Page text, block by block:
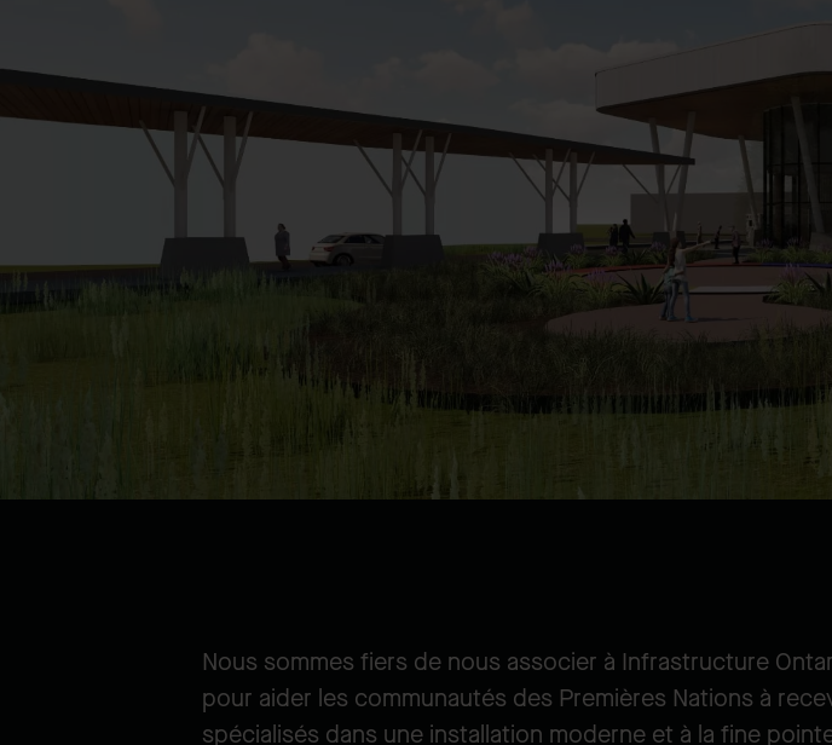
Nous sommes fiers de nous associer à Infrastructure
pour aider les communautés des Premières Nations à
spécialisés dans une installation moderne et à la fine